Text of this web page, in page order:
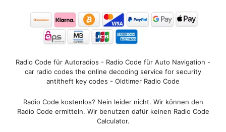
Radio Code für Autoradios - Radio Code für Auto Navigation -
car radio codes the online decoding service for security
antitheft key codes - Oldtimer Radio Code
Radio Code kostenlos? Nein leider nicht. Wir können den
Radio Code ermitteln. Wir benutzen dafür keinen Radio Code
Calculator.